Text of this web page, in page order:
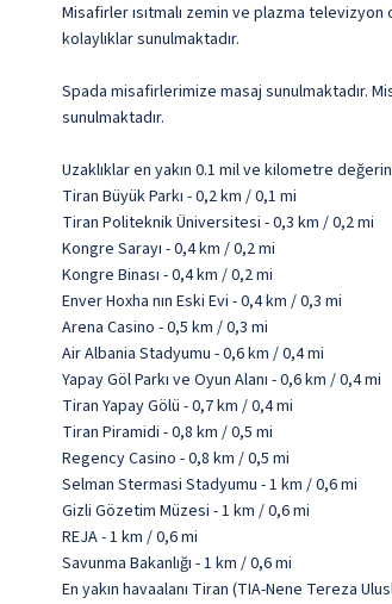
Misafirler ısıtmalı zemin ve plazma
kolaylıklar sunulmaktadır.
Spada misafirlerimize masaj sunulmaktadır.
sunulmaktadır.
Uzaklıklar en yakın 0.1 mil ve kilometre
Tiran Büyük Parkı - 0,2 km / 0,1 mi
Tiran Politeknik Üniversitesi - 0,3 km / 0,2 mi
Kongre Sarayı - 0,4 km / 0,2 mi
Kongre Binası - 0,4 km / 0,2 mi
Enver Hoxha nın Eski Evi - 0,4 km / 0,3 mi
Arena Casino - 0,5 km / 0,3 mi
Air Albania Stadyumu - 0,6 km / 0,4 mi
Yapay Göl Parkı ve Oyun Alanı - 0,6 km / 0,4 mi
Tiran Yapay Gölü - 0,7 km / 0,4 mi
Tiran Piramidi - 0,8 km / 0,5 mi
Regency Casino - 0,8 km / 0,5 mi
Selman Stermasi Stadyumu - 1 km / 0,6 mi
Gizli Gözetim Müzesi - 1 km / 0,6 mi
REJA - 1 km / 0,6 mi
Savunma Bakanlığı - 1 km / 0,6 mi
En yakın havaalanı Tiran (TIA-Nene Tereza